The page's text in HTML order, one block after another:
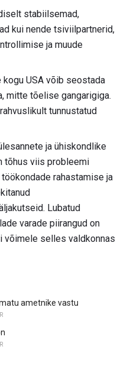
stabiilsemad,
kui nende tsiviilpartnerid,
ja muude
USA võib seostada
mitte tõelise gangarigiga.
tunnustatud
ja ühiskondlike
tõhus viis probleemi
rahastamise ja
Lubatud
varade piirangud on
võimele selles valdkonnas
ametnike vastu